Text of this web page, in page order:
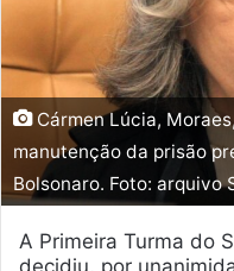
Cármen Lúcia,
manutenção da prisão
Bolsonaro. Foto: arquivo
A Primeira Turma do